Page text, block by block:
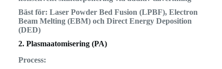
Bäst för: Laser Powder Bed Fusion (LPBF), Electron
Beam Melting (EBM) och Direct Energy Deposition
(DED)
2. Plasmaatomisering (PA)
Process: